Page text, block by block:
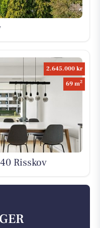
2.645.000 kr
69 m2
Risskov